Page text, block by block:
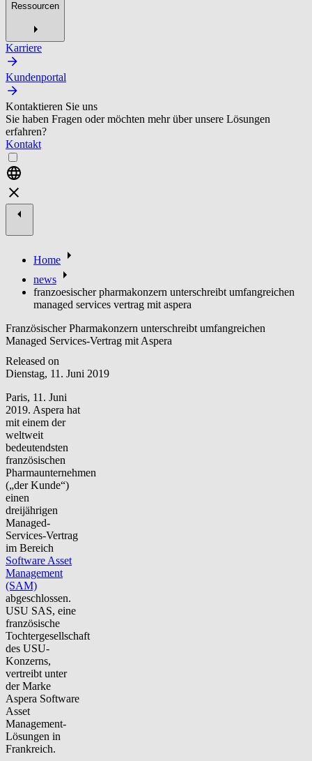
Ressourcen
Karriere
Kundenportal
Kontaktieren Sie uns
Sie haben Fragen oder möchten mehr über unsere Lösungen
erfahren?
Kontakt
Home
news
franzoesischer pharmakonzern unterschreibt umfangreichen
managed services vertrag mit aspera
Französischer Pharmakonzern unterschreibt umfangreichen
Managed Services-Vertrag mit Aspera
Released on
Dienstag, 11. Juni 2019
Paris, 11. Juni
2019. Aspera hat
mit einem der
weltweit
bedeutendsten
französischen
Pharmaunternehmen
(„der Kunde“)
einen
dreijährigen
Managed-
Services-Vertrag
im Bereich
Software Asset
Management
(SAM)
abgeschlossen.
USU SAS, eine
französische
Tochtergesellschaft
des USU-
Konzerns,
vertreibt unter
der Marke
Aspera Software
Asset
Management-
Lösungen in
Frankreich.